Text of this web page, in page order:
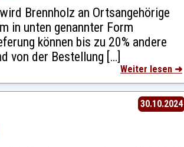
Brennholz an Ortsangehörige
in unten genannter Form
können bis zu 20% andere
von der Bestellung […]
Weiter lesen ➜
30.10.2024